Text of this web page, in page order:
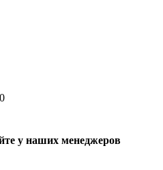
у наших менеджеров